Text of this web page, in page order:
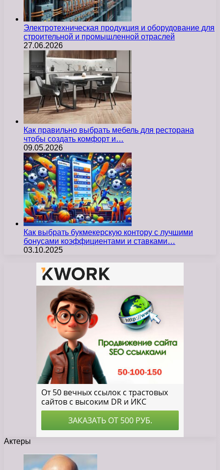
Электротехническая продукция и оборудование для
строительной и промышленной отраслей
27.06.2026
Как правильно выбрать мебель для ресторана
чтобы создать комфорт и…
09.05.2026
Как выбрать букмекерскую контору с лучшими
бонусами коэффициентами и ставками…
03.10.2025
Актеры